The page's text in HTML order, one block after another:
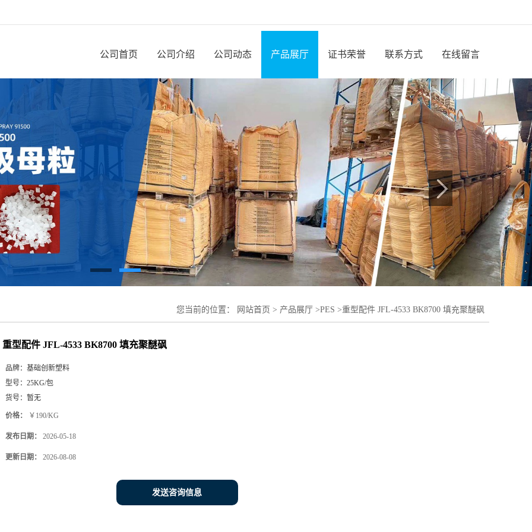
公司首页 公司介绍 公司动态 产品展厅 证书荣誉 联系方式 在线留言
您当前的位置： 网站首页 > 产品展厅 >PES >重型配件 JFL-4533 BK8700 填充聚醚砜
重型配件 JFL-4533 BK8700 填充聚醚砜
品牌： 基础创新塑料
型号： 25KG/包
货号： 暂无
价格： ￥190/KG
发布日期： 2026-05-18
更新日期： 2026-08-08
发送咨询信息